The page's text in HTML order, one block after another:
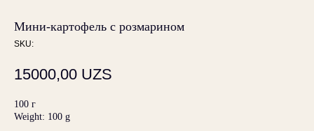
Мини-картофель с розмарином
SKU:
15000,00 UZS
100 г
Weight: 100 g